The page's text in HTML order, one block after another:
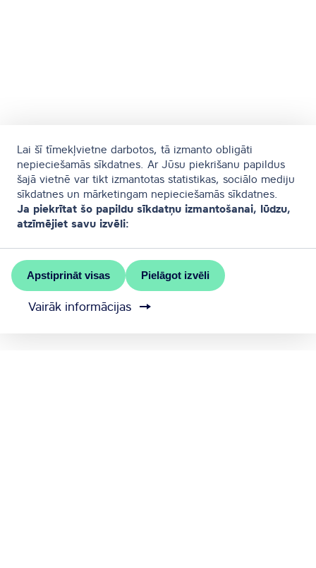
Lai šī tīmekļvietne darbotos, tā izmanto obligāti
nepieciešamās sīkdatnes. Ar Jūsu piekrišanu papildus
šajā vietnē var tikt izmantotas statistikas, sociālo mediju
sīkdatnes un mārketingam nepieciešamās sīkdatnes.
Ja piekrītat šo papildu sīkdatņu izmantošanai, lūdzu,
atzīmējiet savu izvēli:
Apstiprināt visas Pielāgot izvēli
Vairāk informācijas